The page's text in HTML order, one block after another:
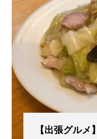
【出張グル